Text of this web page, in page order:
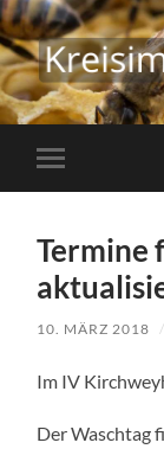
Menü
Termine
10. MÄRZ 2018 /
Im IV
Der Waschtag